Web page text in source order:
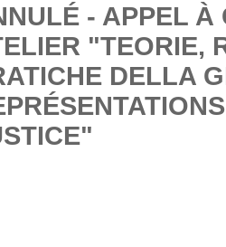
- APPEL À
"TEORIE,
DELLA